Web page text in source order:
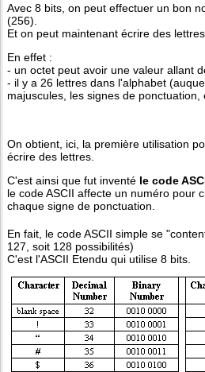
Avec 8 bits, on peut effectuer un bon
(256).
Et on peut maintenant écrire des
En effet :
- un octet peut avoir une valeur allant
- il y a 26 lettres dans l'alphabet
majuscules, les signes de ponctuation,
On obtient, ici, la première utilisation
écrire des lettres.
C'est ainsi que fut inventé le code
le code ASCII affecte un numéro pour
chaque signe de ponctuation.
En fait, le code ASCII simple se
127, soit 128 possibilités)
C'est l'ASCII Etendu qui utilise 8 bits.